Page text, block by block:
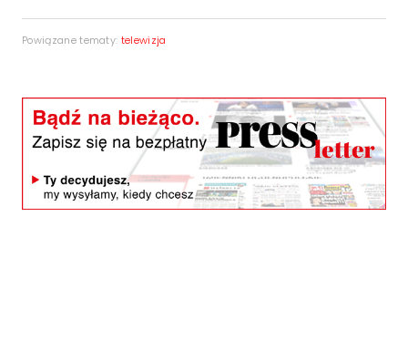
Powiązane tematy: telewizja